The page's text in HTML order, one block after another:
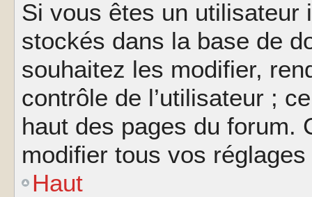
Si vous êtes un
stockés dans la base de
souhaitez les modifier,
contrôle de l’utilisateur ;
haut des pages du forum.
modifier tous vos
Haut